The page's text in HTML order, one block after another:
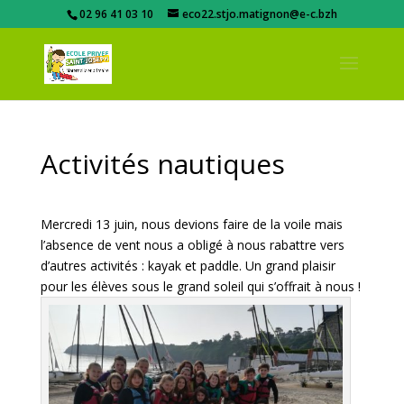
02 96 41 03 10 eco22.stjo.matignon@e-c.bzh
Activités nautiques
Mercredi 13 juin, nous devions faire de la voile mais
l’absence de vent nous a obligé à nous rabattre vers
d’autres activités : kayak et paddle. Un grand plaisir
pour les élèves sous le grand soleil qui s’offrait à nous !